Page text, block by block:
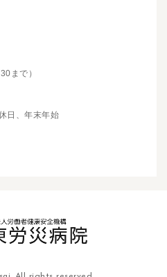
まで）
日、年末年始